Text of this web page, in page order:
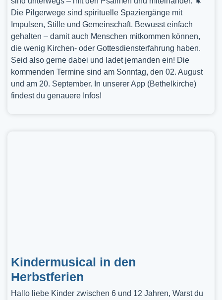
Die Pilgerwege sind spirituelle Spaziergänge mit
Impulsen, Stille und Gemeinschaft. Bewusst einfach
gehalten – damit auch Menschen mitkommen können,
die wenig Kirchen- oder Gottesdiensterfahrung haben.
Seid also gerne dabei und ladet jemanden ein! Die
kommenden Termine sind am Sonntag, den 02. August
und am 20. September. In unserer App (Bethelkirche)
findest du genauere Infos!
Kindermusical in den
Herbstferien
Hallo liebe Kinder zwischen 6 und 12 Jahren, Warst du